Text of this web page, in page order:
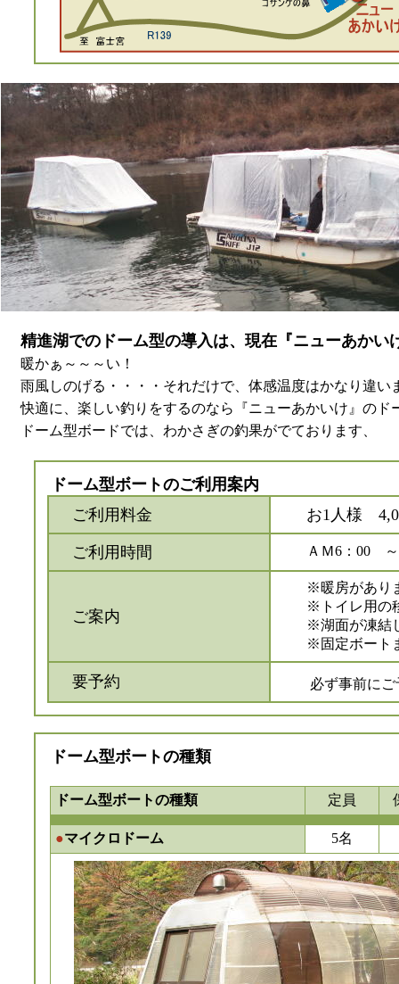
精進湖でのドーム型の導入は、現在『ニューあかい
暖かぁ～～～い！
雨風しのげる・・・・それだけで、体感温度はかなり違
快適に、楽しい釣りをするのなら『ニューあかいけ』の
ドーム型ボードでは、わかさぎの釣果がでております、
ドーム型ボートのご利用案内
ご利用料金
お1人様
ご利用時間 ＡＭ6：00 ～
ご案内
※暖房がありま
※トイレ用の移
※湖面が凍結し
※固定ボートま
要予約 必ず事前にご
ドーム型ボートの種類
ドーム型ボートの種類 定員
●マイクロドーム 5名